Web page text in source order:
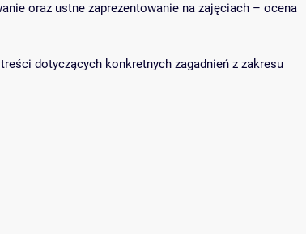
oraz ustne zaprezentowanie na zajęciach – ocena
dotyczących konkretnych zagadnień z zakresu